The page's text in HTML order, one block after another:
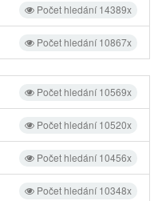
Počet hledání 14389x
Počet hledání 10867x
Počet hledání 10569x
Počet hledání 10520x
Počet hledání 10456x
Počet hledání 10348x